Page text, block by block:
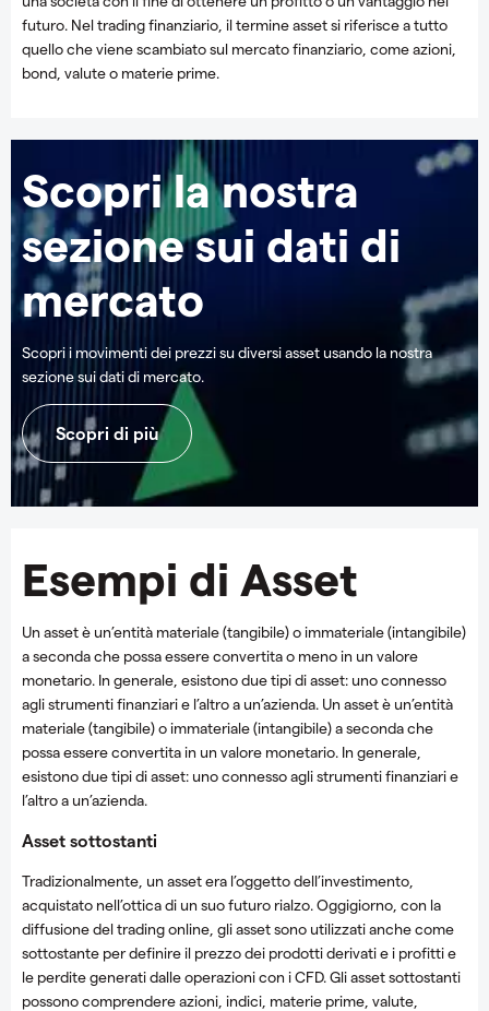
futuro. Nel trading finanziario, il termine asset si riferisce a tutto
quello che viene scambiato sul mercato finanziario, come azioni,
bond, valute o materie prime.
Scopri la nostra
sezione sui dati di
mercato
Scopri i movimenti dei prezzi su diversi asset usando la nostra
sezione sui dati di mercato.
Scopri di più
Esempi di Asset
Un asset è un’entità materiale (tangibile) o immateriale (intangibile)
a seconda che possa essere convertita o meno in un valore
monetario. In generale, esistono due tipi di asset: uno connesso
agli strumenti finanziari e l’altro a un’azienda. Un asset è un’entità
materiale (tangibile) o immateriale (intangibile) a seconda che
possa essere convertita in un valore monetario. In generale,
esistono due tipi di asset: uno connesso agli strumenti finanziari e
l’altro a un’azienda.
Asset sottostanti
Tradizionalmente, un asset era l’oggetto dell’investimento,
acquistato nell’ottica di un suo futuro rialzo. Oggigiorno, con la
diffusione del trading online, gli asset sono utilizzati anche come
sottostante per definire il prezzo dei prodotti derivati e i profitti e
le perdite generati dalle operazioni con i CFD. Gli asset sottostanti
possono comprendere azioni, indici, materie prime, valute,